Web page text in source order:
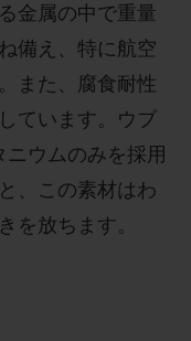
金属の中で重量
備え、特に航空
また、腐食耐性
ています。ウブ
ニウムのみを採用
、この素材はわ
を放ちます。